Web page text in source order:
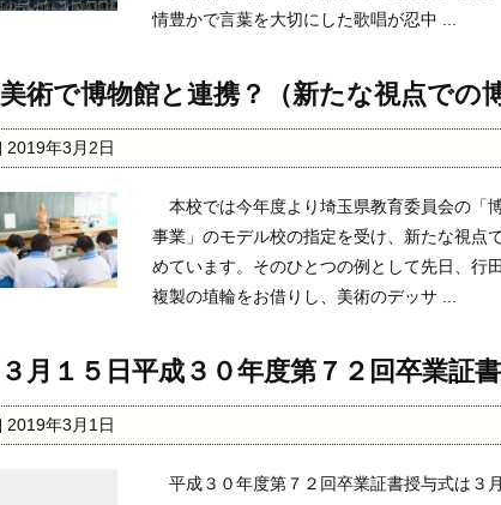
情豊かで言葉を大切にした歌唱が忍中 ...
美術で博物館と連携？（新たな視点での
2019年3月2日
本校では今年度より埼玉県教育委員会の「
事業」のモデル校の指定を受け、新たな視点
めています。そのひとつの例として先日、行
複製の埴輪をお借りし、美術のデッサ ...
３月１５日平成３０年度第７２回卒業証
2019年3月1日
平成３０年度第７２回卒業証書授与式は３